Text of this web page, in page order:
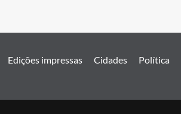
Edições impressas Cidades Política